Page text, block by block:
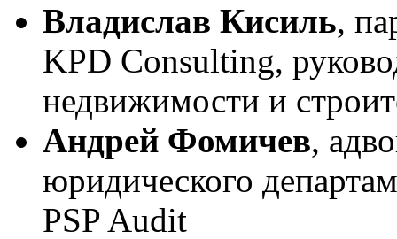
Владислав Кисиль,
KPD Consulting,
недвижимости и
Андрей Фомичев,
юридического
PSP Audit